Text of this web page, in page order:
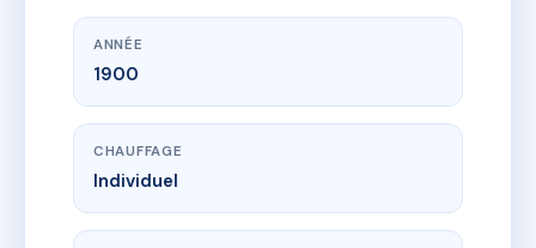
ANNÉE
1900
CHAUFFAGE
Individuel